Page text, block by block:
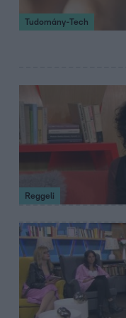
Tudomány-Tech
Reggeli